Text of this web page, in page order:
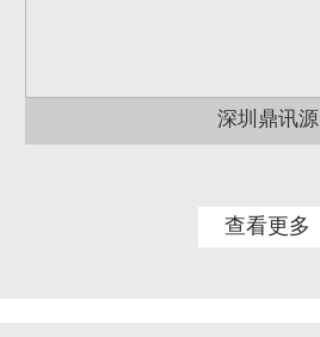
深圳鼎讯源
查看更多